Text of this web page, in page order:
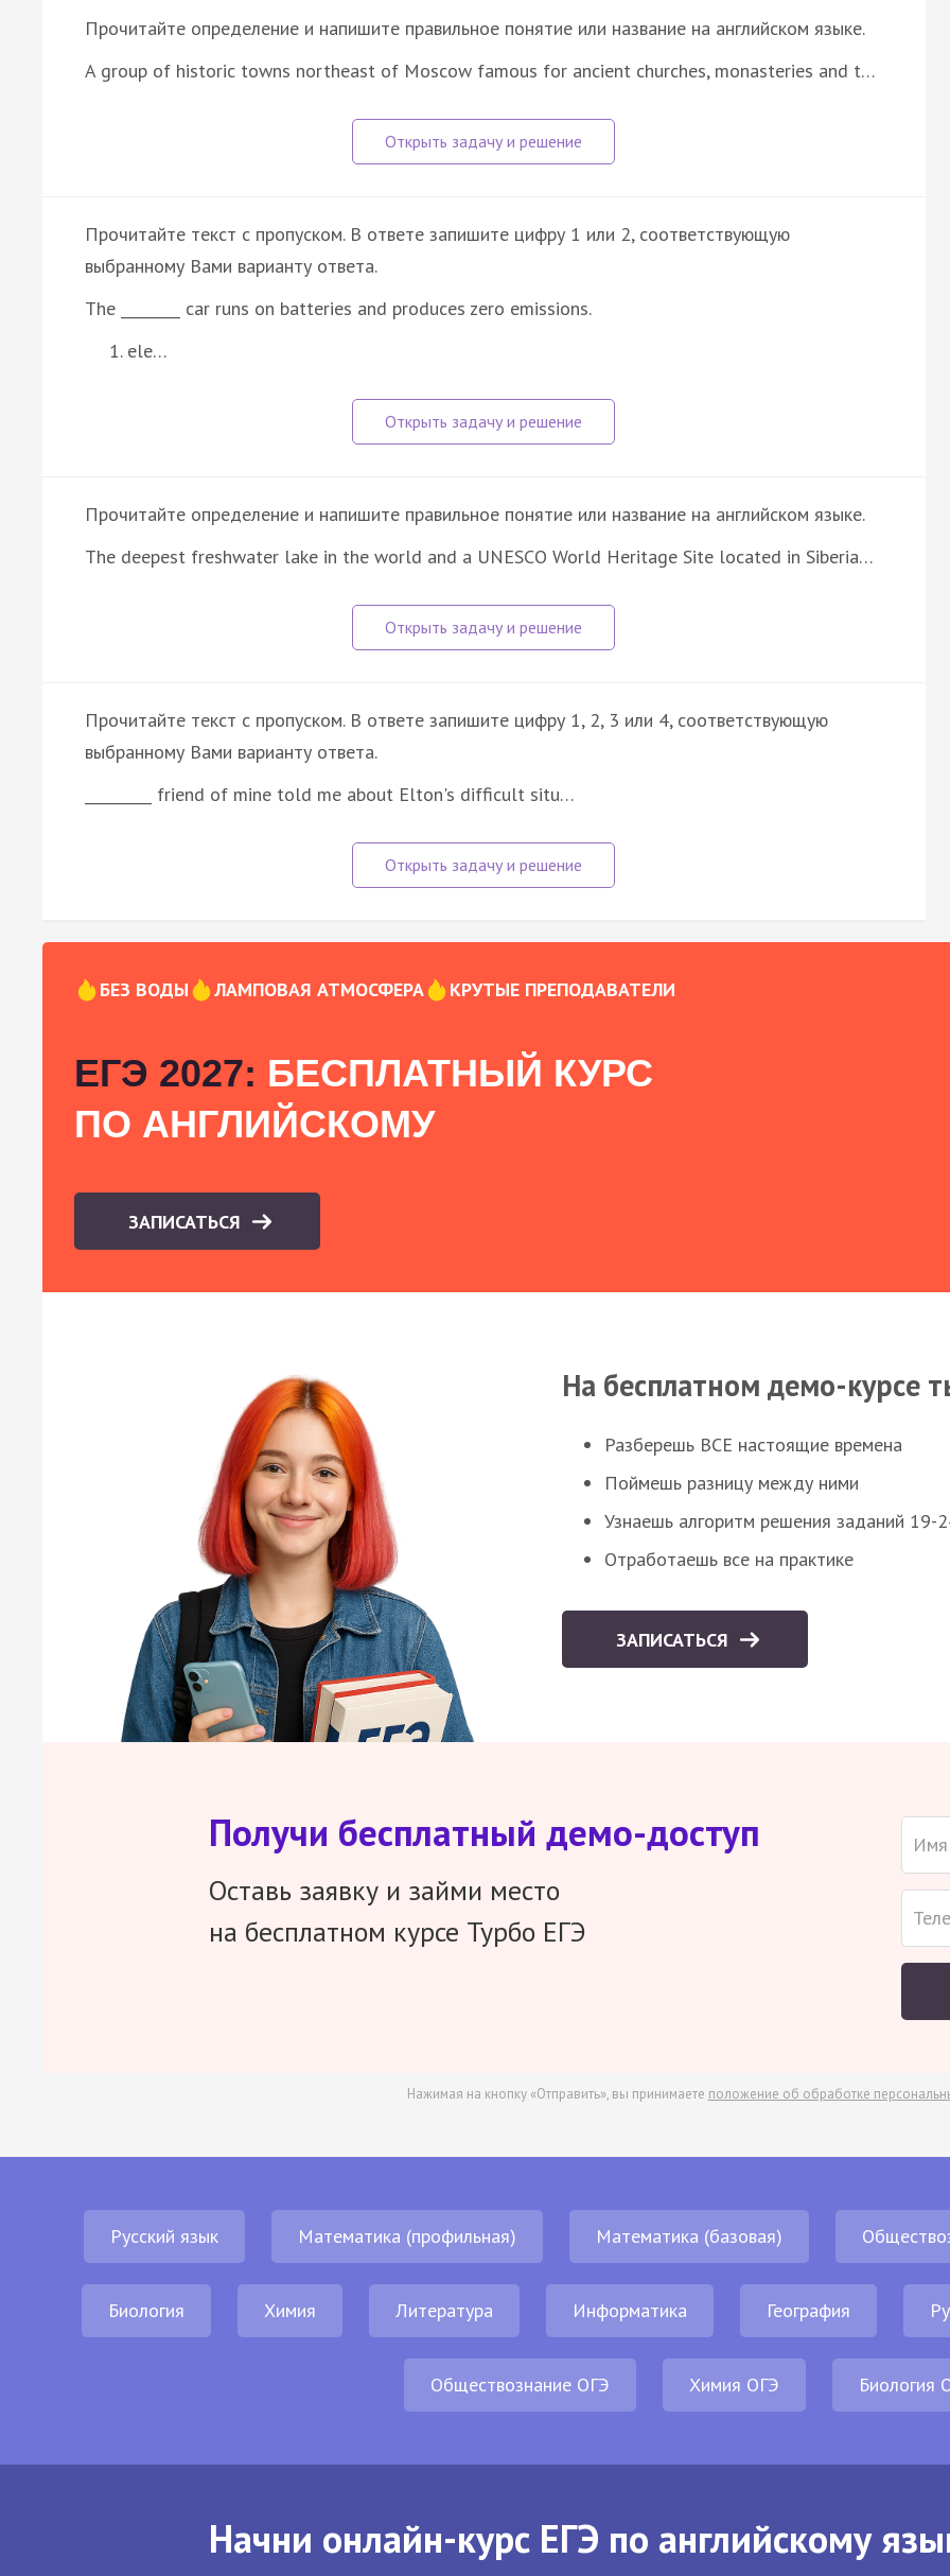
Прочитайте определение и напишите правильное понятие или название на английском языке.
A group of historic towns northeast of Moscow famous for ancient churches, monasteries and t…
Прочитайте текст с пропуском. В ответе запишите цифру 1 или 2, соответствующую
выбранному Вами варианту ответа.
The ________ car runs on batteries and produces zero emissions.
ele…
Прочитайте определение и напишите правильное понятие или название на английском языке.
The deepest freshwater lake in the world and a UNESCO World Heritage Site located in Siberia…
Прочитайте текст с пропуском. В ответе запишите цифру 1, 2, 3 или 4, соответствующую
выбранному Вами варианту ответа.
_________ friend of mine told me about Elton's difficult situ…
БЕЗ ВОДЫ ЛАМПОВАЯ АТМОСФЕРА КРУТЫЕ ПРЕПОДАВАТЕЛИ
ЕГЭ 2027: БЕСПЛАТНЫЙ КУРС
ПО АНГЛИЙСКОМУ
ЗАПИСАТЬСЯ
На бесплатном демо-курсе
Разберешь ВСЕ настоящие времена
Поймешь разницу между ними
Узнаешь алгоритм решения заданий 19-
Отработаешь все на практике
ЗАПИСАТЬСЯ
Получи бесплатный демо-доступ
Оставь заявку и займи место
на бесплатном курсе Турбо ЕГЭ
Нажимая на кнопку «Отправить», вы принимаете положение об обработке
Русский язык Математика (профильная) Математика (базовая)
Биология Химия Литература Информатика География
Обществознание ОГЭ Химия ОГЭ Биология
Начни онлайн-курс ЕГЭ по английскому